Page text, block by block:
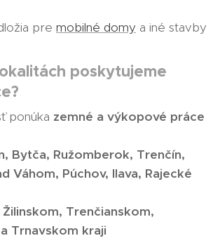
pre mobilné domy a iné stavby
poskytujeme
ponúka zemné a výkopové práce
Bytča, Ružomberok, Trenčín,
Váhom, Púchov, Ilava, Rajecké
Žilinskom, Trenčianskom,
Trnavskom kraji